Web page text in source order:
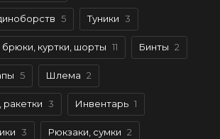
5 Туники 3
куртки, шорты 11 Бинты 2
5 Шлема 2
3 Инвентарь 1
3 Рюкзаки, сумки 2